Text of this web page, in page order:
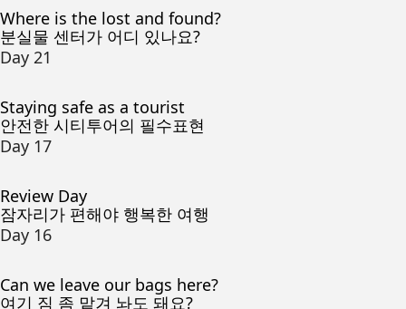
Where is the lost and found?
분실물 센터가 어디 있나요?
Day 21
Staying safe as a tourist
안전한 시티투어의 필수표현
Day 17
Review Day
잠자리가 편해야 행복한 여행
Day 16
Can we leave our bags here?
여기 짐 좀 맡겨 놔도 돼요?